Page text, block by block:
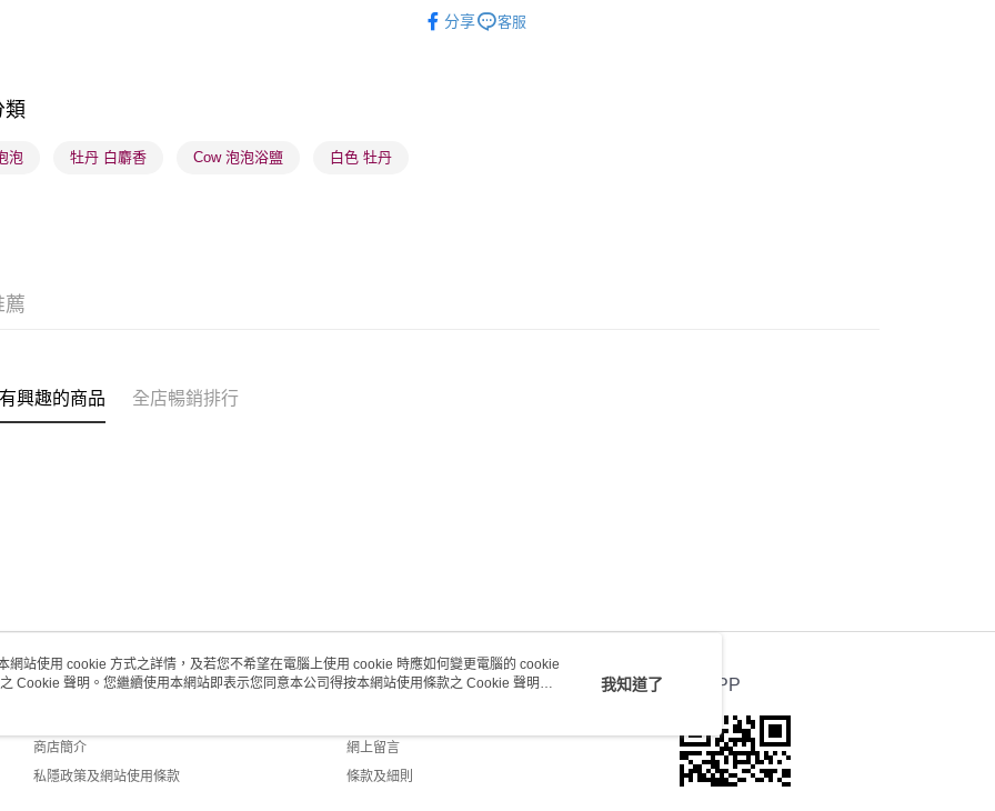
分享
客服
類
泡 牡丹 白麝香 Cow 泡泡浴鹽 白色 牡丹
薦
興趣的商品 全店暢銷排行
關於我們
商店簡介
私隱政策及網站使用條款
客戶服務
網上留言
條款及細則
官方APP
網站使用 cookie 方式之詳情，及若您不希望在電腦上使用 cookie 時應如何變更電腦的 cookie
之 Cookie 聲明。您繼續使用本網站即表示您同意本公司得按本網站使用條款之 Cookie 聲明使
我知道了